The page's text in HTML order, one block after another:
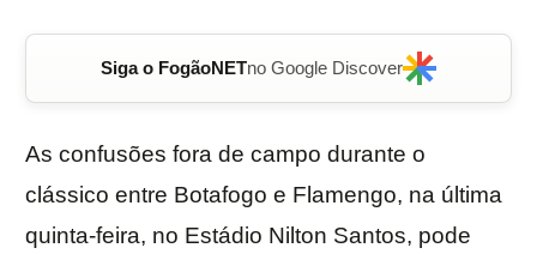
Siga o FogãoNETno Google Discover
As confusões fora de campo durante o
clássico entre Botafogo e Flamengo, na última
quinta-feira, no Estádio Nilton Santos, pode